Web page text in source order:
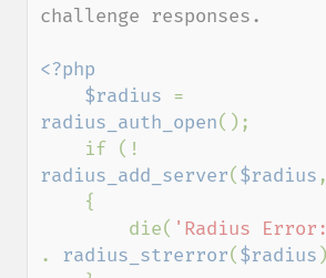
challenge responses.
<?php
    $radius
radius_auth_open();
radius_add_server( $radius ,
        die(
. radius_strerror( $radius